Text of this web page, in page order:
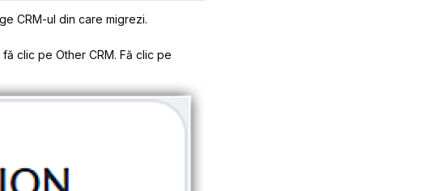
CRM-ul din care migrezi.
clic pe Other CRM. Fă clic pe